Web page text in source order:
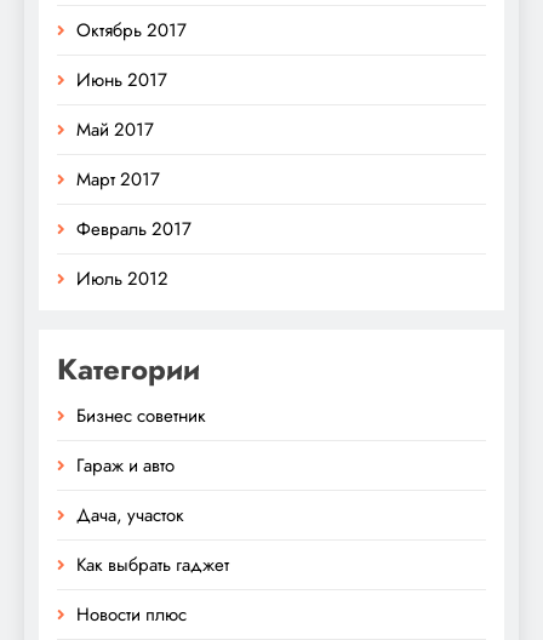
Октябрь 2017
Июнь 2017
Май 2017
Март 2017
Февраль 2017
Июль 2012
Категории
Бизнес советник
Гараж и авто
Дача, участок
Как выбрать гаджет
Новости плюс